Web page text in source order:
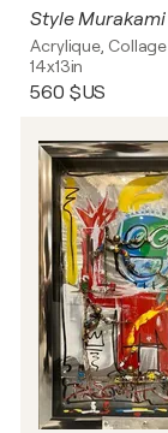
Style Murakami
Acrylique, Collage
14x13in
560 $US